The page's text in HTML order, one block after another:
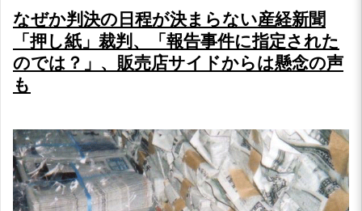
なぜか判決の日程が決まらない産経新聞
「押し紙」裁判、「報告事件に指定された
のでは？」、販売店サイドからは懸念の声
も